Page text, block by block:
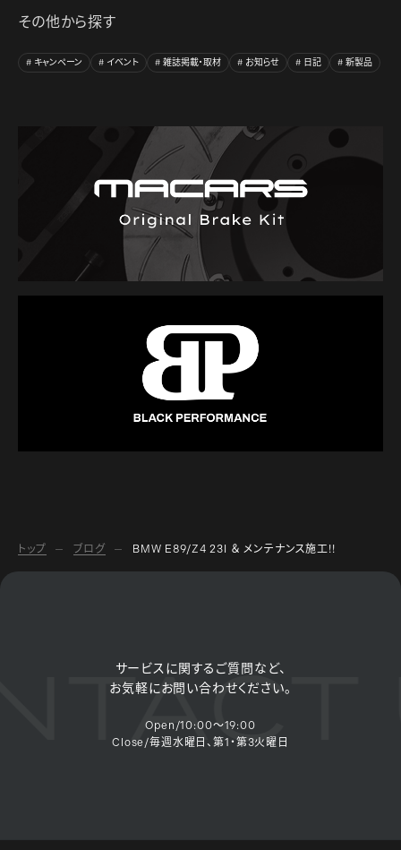
その他から探す
キャンペーン イベント 雑誌掲載・取材 お知らせ 日記 新製品
トップ ブログ BMW E89/Z4 23I ＆ メンテナンス施工!!
サービスに関するご質問など、
お気軽にお問い合わせください。
Open/10:00～19:00
Close/毎週水曜日、第1・第3火曜日